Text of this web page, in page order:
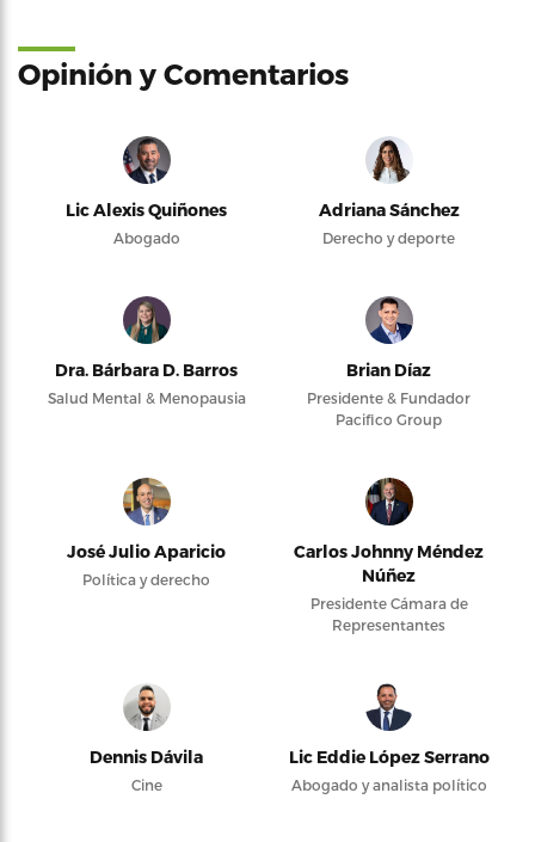
Opinión y Comentarios
Lic Alexis Quiñones
Abogado
Adriana Sánchez
Derecho y deporte
Dra. Bárbara D. Barros
Salud Mental & Menopausia
Brian Díaz
Presidente & Fundador
Pacifico Group
José Julio Aparicio
Política y derecho
Carlos Johnny Méndez
Núñez
Presidente Cámara de
Representantes
Dennis Dávila
Cine
Lic Eddie López Serrano
Abogado y analista político